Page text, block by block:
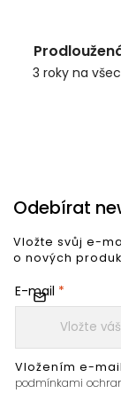
3 roky na
Odebírat
Vložte svůj e-
o nových
E-mail
Vložením e-
podmínkami